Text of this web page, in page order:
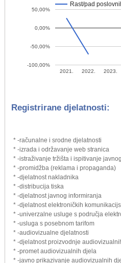
Rast/pad
2021. 2022. 2023.
-100,00%
-50,00%
0,00%
50,00%
Registrirane djelatnosti:
* -računalne i srodne djelatnosti
* -izrada i održavanje web stranica
* -istraživanje tržišta i ispitivanje
* -promidžba (reklama i propaganda)
* -djelatnost nakladnika
* -distribucija tiska
* -djelatnost javnog informiranja
* -djelatnost elektroničkih
* -univerzalne usluge s područja
* -usluga s posebnom tarifom
* -audiovizualne djelatnosti
* -djelatnost proizvodnje
* -promet audiovizualnih djela
* -javno prikazivanje audiovizualnih